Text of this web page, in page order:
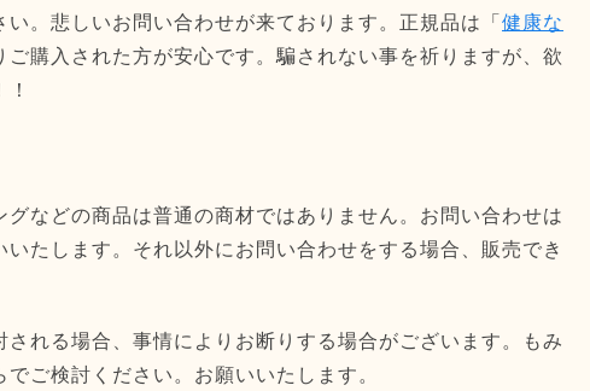
い。悲しいお問い合わせが来ております。正規品は「 健康な
ご購入された方が安心です。騙されない事を祈りますが、欲
などの商品は普通の商材ではありません。お問い合わせは
たします。それ以外にお問い合わせをする場合、販売でき
れる場合、事情によりお断りする場合がございます。もみ
ご検討ください。お願いいたします。